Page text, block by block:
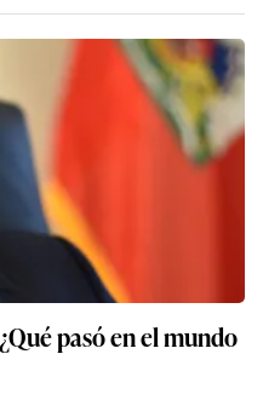
pasó en el mundo